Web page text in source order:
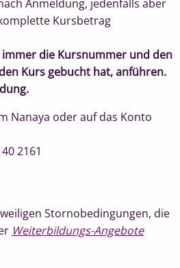
Anmeldung, jedenfalls aber
Kursbetrag
die Kursnummer und den
Kurs gebucht hat, anführen.
Nanaya oder auf das Konto
2161
Stornobedingungen, die
Weiterbildungs-Angebote